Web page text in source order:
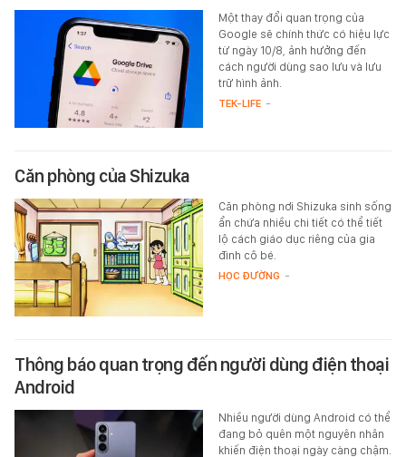
Một thay đổi quan trọng của
Google sẽ chính thức có hiệu lực
từ ngày 10/8, ảnh hưởng đến
cách người dùng sao lưu và lưu
trữ hình ảnh.
TEK-LIFE -
Căn phòng của Shizuka
Căn phòng nơi Shizuka sinh sống
ẩn chứa nhiều chi tiết có thể tiết
lộ cách giáo dục riêng của gia
đình cô bé.
HỌC ĐƯỜNG -
Thông báo quan trọng đến người dùng điện thoại
Android
Nhiều người dùng Android có thể
đang bỏ quên một nguyên nhân
khiến điện thoại ngày càng chậm.